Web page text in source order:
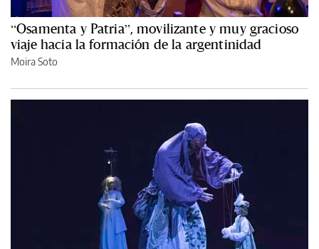
“Osamenta y Patria”, movilizante y muy gracioso
viaje hacia la formación de la argentinidad
Moira Soto